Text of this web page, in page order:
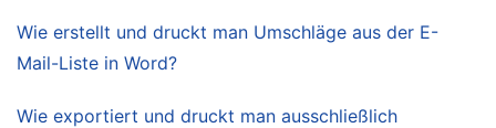
Wie erstellt und druckt man Umschläge aus der E-
Mail-Liste in Word?
Wie exportiert und druckt man ausschließlich